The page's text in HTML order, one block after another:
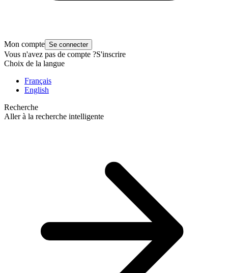
Mon compte Se connecter
Vous n'avez pas de compte ?S'inscrire
Choix de la langue
Français
English
Recherche
Aller à la recherche intelligente